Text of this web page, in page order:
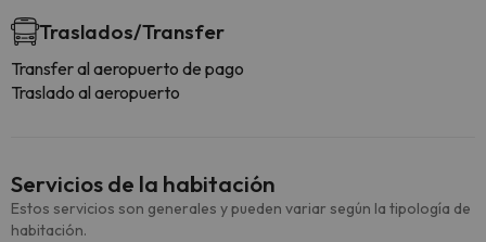
Traslados/Transfer
Transfer al aeropuerto de pago
Traslado al aeropuerto
Servicios de la habitación
Estos servicios son generales y pueden variar según la tipología de
habitación.